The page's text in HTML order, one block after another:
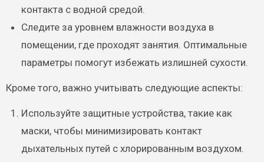
контакта с водной средой.
Следите за уровнем влажности воздуха в
помещении, где проходят занятия. Оптимальные
параметры помогут избежать излишней сухости.
Кроме того, важно учитывать следующие аспекты:
Используйте защитные устройства, такие как
маски, чтобы минимизировать контакт
дыхательных путей с хлорированным воздухом.